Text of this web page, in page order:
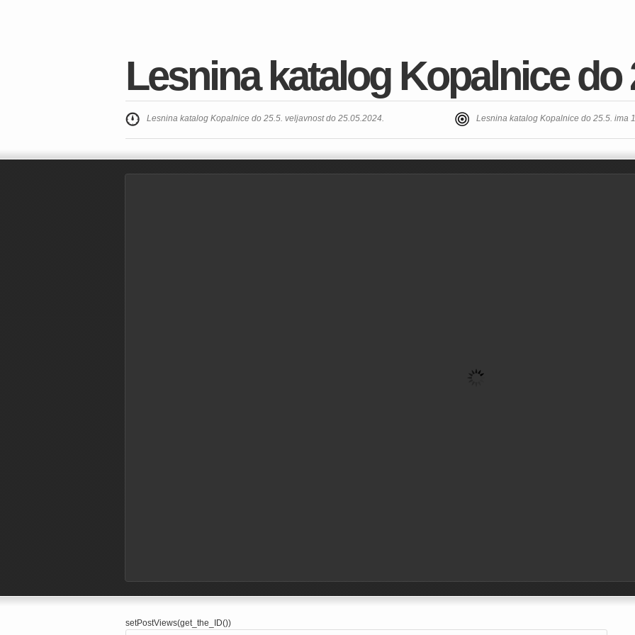
Lesnina katalog Kopalnice do
Lesnina katalog Kopalnice do 25.5. veljavnost do 25.05.2024. Lesnina katalog Kopalnice do 25.5. ima
setPostViews(get_the_ID())